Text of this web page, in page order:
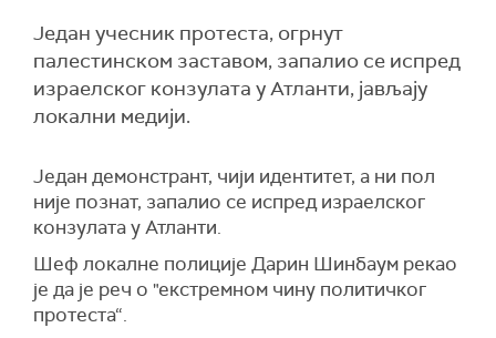
Један учесник протеста, огрнут
палестинском заставом, запалио се испред
израелског конзулата у Атланти, јављају
локални медији.
Један демонстрант, чији идентитет, а ни пол
није познат, запалио се испред израелског
конзулата у Атланти.
Шеф локалне полиције Дарин Шинбаум рекао
је да је реч о "екстремном чину политичког
протеста“.